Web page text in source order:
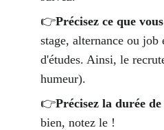
👉Précisez ce que
stage, alternance ou
d'études. Ainsi, le
humeur).
👉Précisez la durée
bien, notez le !